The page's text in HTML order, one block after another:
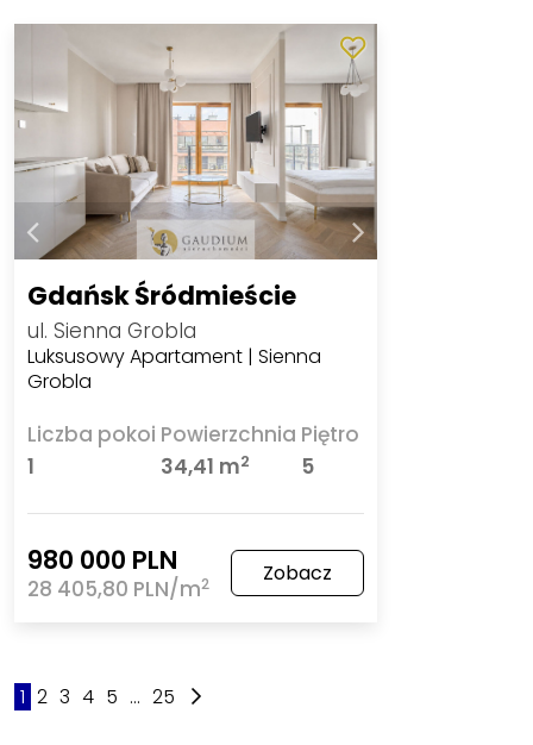
Gdańsk Śródmieście
ul. Sienna Grobla
Luksusowy Apartament | Sienna
Grobla
Liczba pokoi
1
Powierzchnia
34,41 m2
Piętro
5
980 000 PLN
28 405,80 PLN/m2 Zobacz
1 2 3 4 5 ... 25